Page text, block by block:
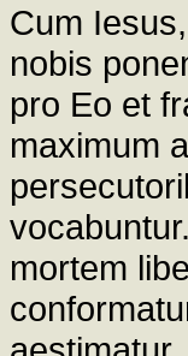
Cum
nobis
pro Eo et
maximum
mortem